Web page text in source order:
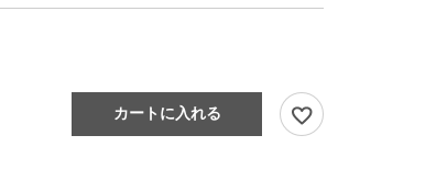
カートに入れる